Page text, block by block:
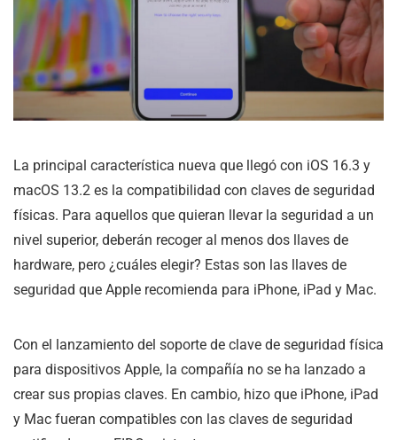
La principal característica nueva que llegó con iOS 16.3 y
macOS 13.2 es la compatibilidad con claves de seguridad
físicas. Para aquellos que quieran llevar la seguridad a un
nivel superior, deberán recoger al menos dos llaves de
hardware, pero ¿cuáles elegir? Estas son las llaves de
seguridad que Apple recomienda para iPhone, iPad y Mac.
Con el lanzamiento del soporte de clave de seguridad física
para dispositivos Apple, la compañía no se ha lanzado a
crear sus propias claves. En cambio, hizo que iPhone, iPad
y Mac fueran compatibles con las claves de seguridad